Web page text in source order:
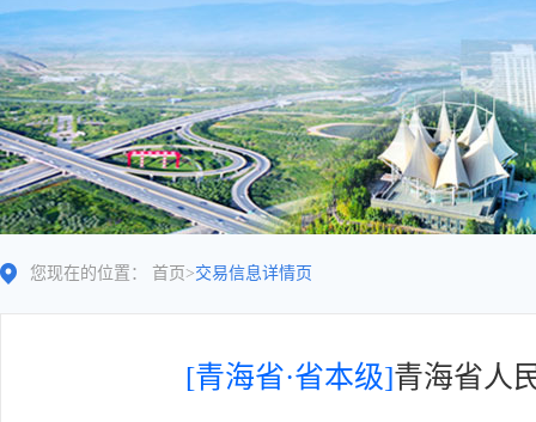
您现在的位置： 首页 >交易信息详情页
[青海省·省本级]青海省人